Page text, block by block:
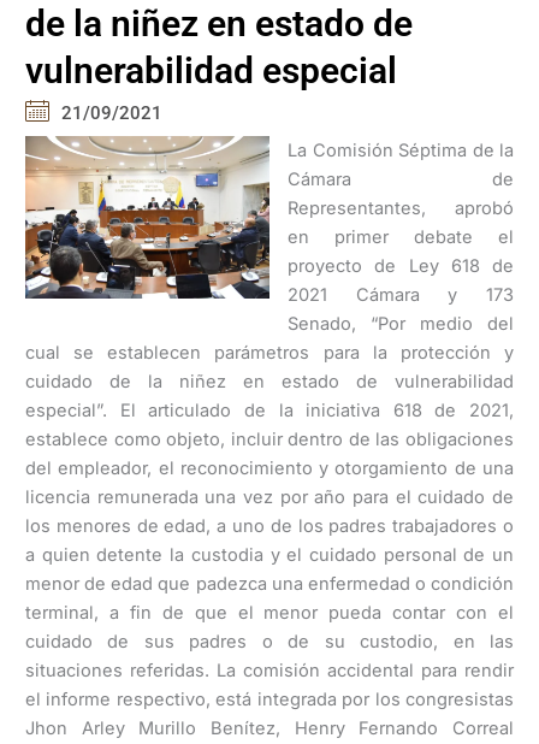
de la niñez en estado de
vulnerabilidad especial
21/09/2021
La Comisión Séptima de la
Cámara de
Representantes, aprobó
en primer debate el
proyecto de Ley 618 de
2021 Cámara y 173
Senado, “Por medio del
cual se establecen parámetros para la protección y
cuidado de la niñez en estado de vulnerabilidad
especial”. El articulado de la iniciativa 618 de 2021,
establece como objeto, incluir dentro de las obligaciones
del empleador, el reconocimiento y otorgamiento de una
licencia remunerada una vez por año para el cuidado de
los menores de edad, a uno de los padres trabajadores o
a quien detente la custodia y el cuidado personal de un
menor de edad que padezca una enfermedad o condición
terminal, a fin de que el menor pueda contar con el
cuidado de sus padres o de su custodio, en las
situaciones referidas. La comisión accidental para rendir
el informe respectivo, está integrada por los congresistas
Jhon Arley Murillo Benítez, Henry Fernando Correal